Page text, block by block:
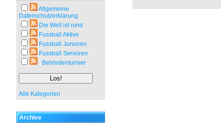
Allgemeine
Datenschutzerklärung
Die Welt ist rund
Fussball Aktive
Fussball Junioren
Fussball Senioren
Behördenturnier
Alle Kategorien
Archive